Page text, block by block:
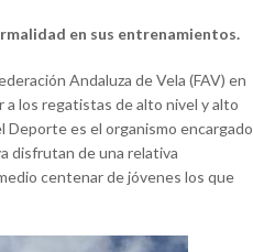
en sus entrenamientos.
Andaluza de Vela (FAV) en
a los regatistas de alto nivel y alto
es el organismo encargado
disfrutan de una relativa
centenar de jóvenes los que